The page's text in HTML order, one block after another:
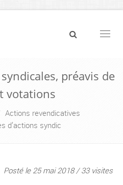
préavis de
votations
Actions revendicatives
d’actions syndic
Posté le 25 mai 2018 / 33 visites